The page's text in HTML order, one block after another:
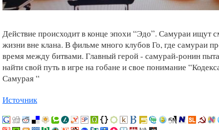
Действие происходит в конце эпохи “Эдо”. Самураи ищут
жизни вне клана. В фильме много клубов Го, где самураи
время между битвами. Главный герой - самурай-ронин
найти свой путь в игре на гобане и свое понимание
Самурая “
Источник